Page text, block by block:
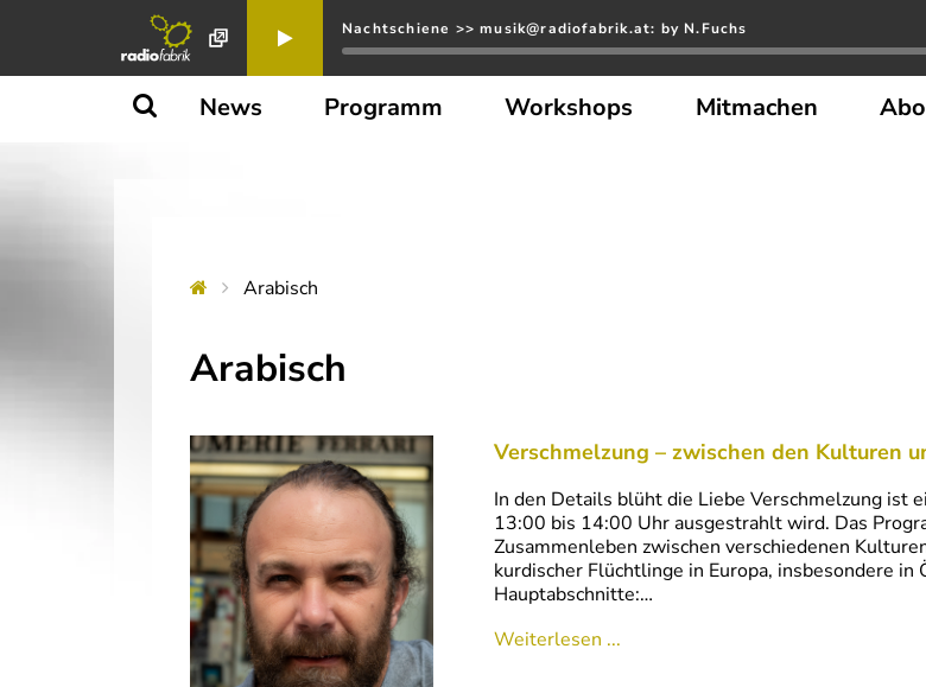
Nachtschiene >> musik@radiofabrik.at: by N.Fuchs
News Programm Workshops Mitmachen
Arabisch
Arabisch
Verschmelzung – zwischen den Kulturen
In den Details blüht die Liebe Verschmelzung ist
13:00 bis 14:00 Uhr ausgestrahlt wird. Das
Zusammenleben zwischen verschiedenen
kurdischer Flüchtlinge in Europa, insbesondere
Hauptabschnitte:…
Weiterlesen ...